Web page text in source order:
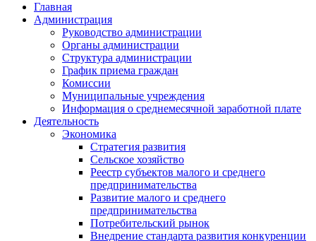
Главная
Администрация
Руководство администрации
Органы администрации
Структура администрации
График приема граждан
Комиссии
Муниципальные учреждения
Информация о среднемесячной заработной плате
Деятельность
Экономика
Стратегия развития
Сельское хозяйство
Реестр субъектов малого и среднего
предпринимательства
Развитие малого и среднего
предпринимательства
Потребительский рынок
Внедрение стандарта развития конкуренции